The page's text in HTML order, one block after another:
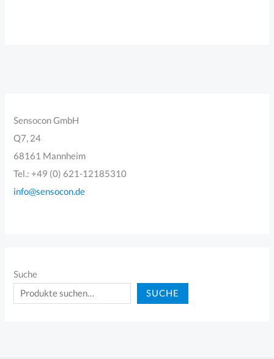
Sensocon GmbH
Q7, 24
68161 Mannheim
Tel.: +49 (0) 621-12185310
info@sensocon.de
Suche
SUCHE